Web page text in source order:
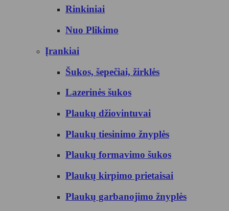
Rinkiniai
Nuo Plikimo
Įrankiai
Šukos, šepečiai, žirklės
Lazerinės šukos
Plaukų džiovintuvai
Plaukų tiesinimo žnyplės
Plaukų formavimo šukos
Plaukų kirpimo prietaisai
Plaukų garbanojimo žnyplės